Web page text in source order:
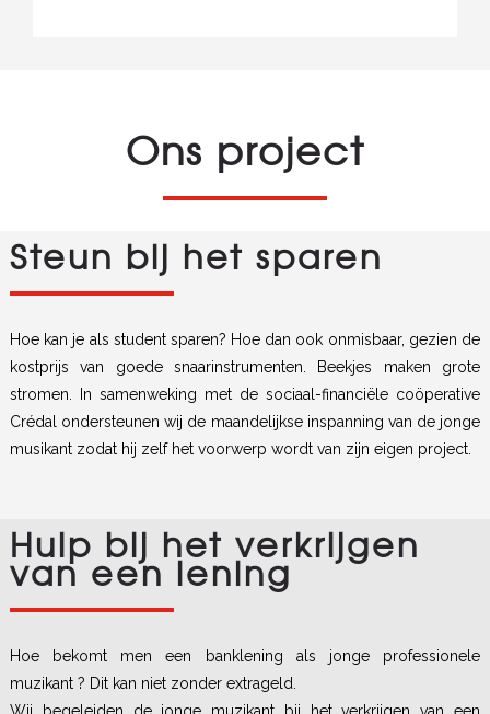
Ons project
Steun bij het sparen
Hoe kan je als student sparen? Hoe dan ook onmisbaar, gezien de
kostprijs van goede snaarinstrumenten. Beekjes maken grote
stromen. In samenweking met de sociaal-financiële coöperative
Crédal ondersteunen wij de maandelijkse inspanning van de jonge
musikant zodat hij zelf het voorwerp wordt van zijn eigen project.
Hulp bij het verkrijgen
van een lening
Hoe bekomt men een banklening als jonge professionele
muzikant ? Dit kan niet zonder extrageld.
Wij begeleiden de jonge muzikant bij het verkrijgen van een